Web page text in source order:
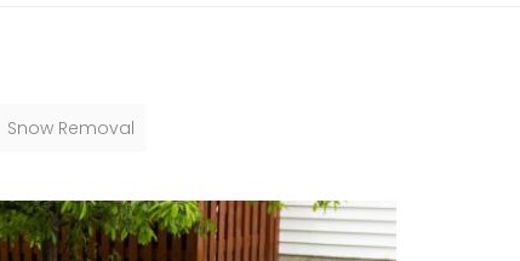
Snow Removal